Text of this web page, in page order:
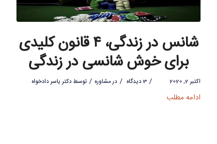
شانس در زندگی، ۴ قانون کلیدی
برای خوش شانسی در زندگی
اکتبر 2, 2020 / 3 دیدگاه / درمشاوره / توسطدکتر یاسر دادخواه
ادامه مطلب